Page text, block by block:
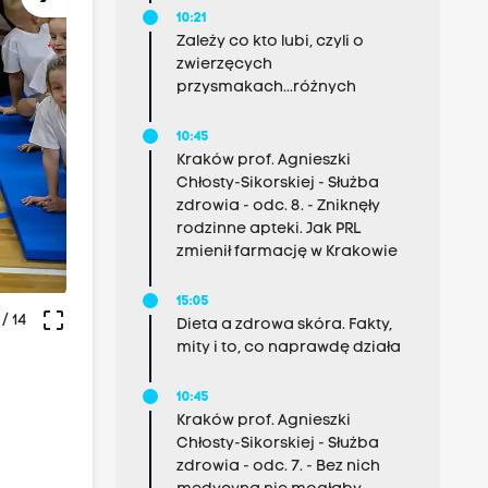
crop_free
14
10:21
Zależy co kto lubi, czyli o
zwierzęcych
przysmakach...różnych
10:45
Kraków prof. Agnieszki
Chłosty-Sikorskiej - Służba
zdrowia - odc. 8. - Zniknęły
rodzinne apteki. Jak PRL
zmienił farmację w Krakowie
15:05
Dieta a zdrowa skóra. Fakty,
mity i to, co naprawdę działa
10:45
Kraków prof. Agnieszki
Chłosty-Sikorskiej - Służba
zdrowia - odc. 7. - Bez nich